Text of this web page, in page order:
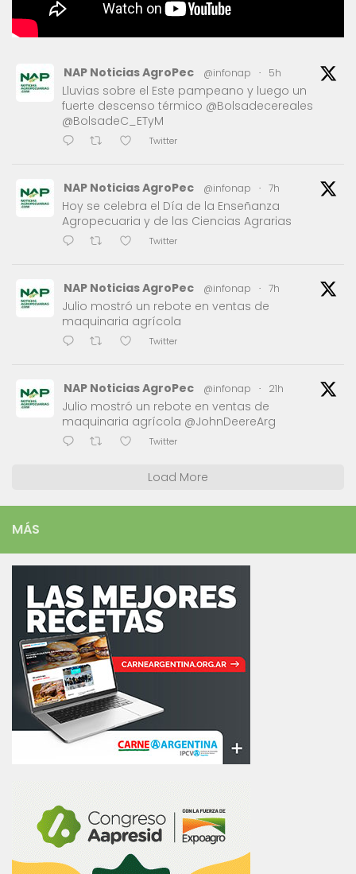
NAP Noticias AgroPec @infonap · 5h
Lluvias sobre el Este pampeano y luego un
fuerte descenso térmico @Bolsadecereales
@BolsadeC_ETyM
Twitter
NAP Noticias AgroPec @infonap · 7h
Hoy se celebra el Día de la Enseñanza
Agropecuaria y de las Ciencias Agrarias
Twitter
NAP Noticias AgroPec @infonap · 7h
Julio mostró un rebote en ventas de
maquinaria agrícola
Twitter
NAP Noticias AgroPec @infonap · 21h
Julio mostró un rebote en ventas de
maquinaria agrícola @JohnDeereArg
Twitter
Load More
MÁS